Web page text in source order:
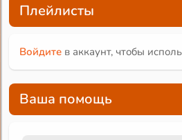
Плейлисты
Войдите в аккаунт, чтобы
Ваша помощь